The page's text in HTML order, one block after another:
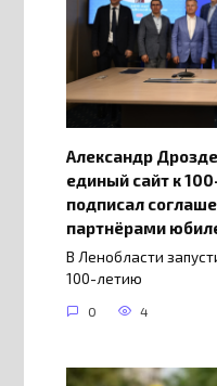
Александр
единый сайт к
подписал
партнёрами
В Ленобласти
100-летию
0 4